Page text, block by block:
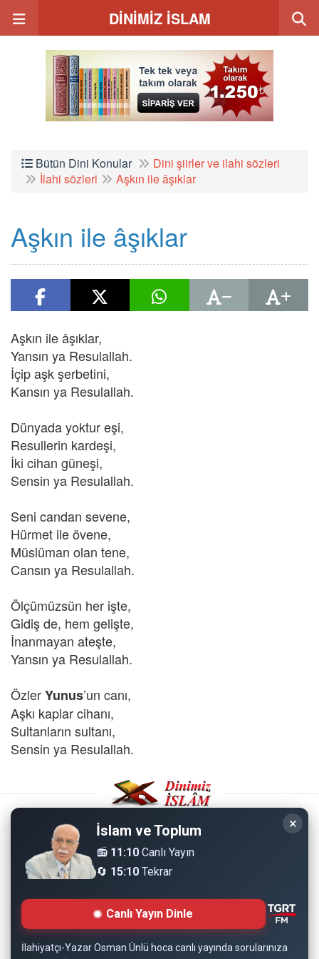
DİNİMİZ İSLAM
Bütün Dini Konular
Dini şiirler ve ilahi sözleri
İlahi sözleri
Aşkın ile âşıklar
Aşkın ile âşıklar
Aşkın ile âşıklar,
Yansın ya Resulallah.
İçip aşk şerbetini,
Kansın ya Resulallah.
Dünyada yoktur eşi,
Resullerin kardeşi,
İki cihan güneşi,
Sensin ya Resulallah.
Seni candan sevene,
Hürmet ile övene,
Müslüman olan tene,
Cansın ya Resulallah.
Ölçümüzsün her işte,
Gidiş de, hem gelişte,
İnanmayan ateşte,
Yansın ya Resulallah.
ÖzlerYunus’un canı,
Aşkı kaplar cihanı,
Sultanların sultanı,
Sensin ya Resulallah.
Copyright © 2008 - Dinimiz İslam. Her Hakkı Saklıdır.
Sitemizdeki bilgiler, bütün insanların istifadesi için
hazırlanmıştır. Orijinaline sadık kalmak şartıyla, izin
almaya gerek kalmadan, herkes istediği gibi alıp istifade
edebilir.
×
İslam ve Toplum
📻 11:10 Canlı Yayın
🔄 15:10 Tekrar
Canlı Yayın Dinle
İlahiyatçı-Yazar Osman Ünlü hoca canlı yayında sorularınıza